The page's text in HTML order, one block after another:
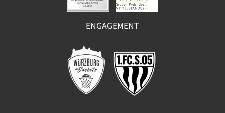
ENGAGEMENT